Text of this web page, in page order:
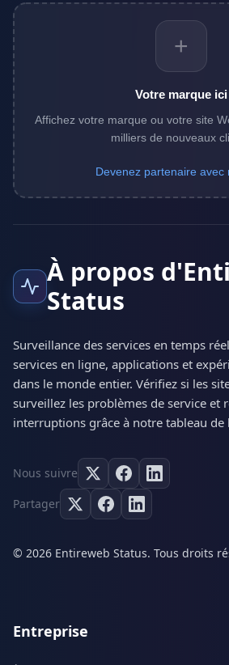
+
Votre marque ici
Affichez votre marque ou votre site
milliers de nouveaux
Devenez partenaire avec
À propos
Status
Surveillance des services en temps
services en ligne, applications et
dans le monde entier. Vérifiez si les
surveillez les problèmes de service et
interruptions grâce à notre tableau
Nous suivre
Partager
© 2026 Entireweb Status. Tous droits
Entreprise